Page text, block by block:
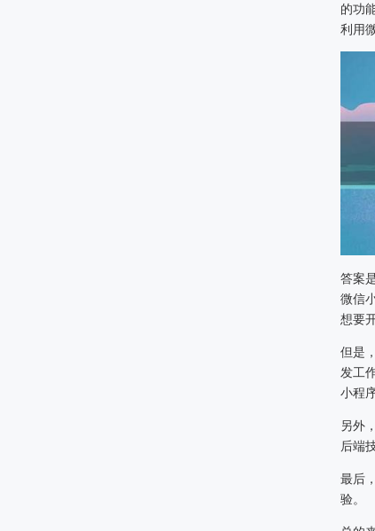
的功
利用
答案
微信
想要
但是
发工
小程序
另外
后端
最后
验。